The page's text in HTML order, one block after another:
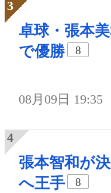
卓球・張本
で優勝
8
08月09日 19:35
張本智和が
へ王手
8